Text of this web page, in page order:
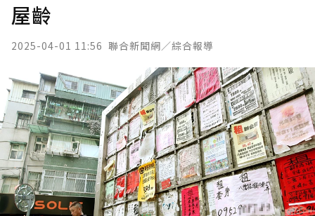
屋齡
2025-04-01 11:56 聯合新聞網／綜合報導